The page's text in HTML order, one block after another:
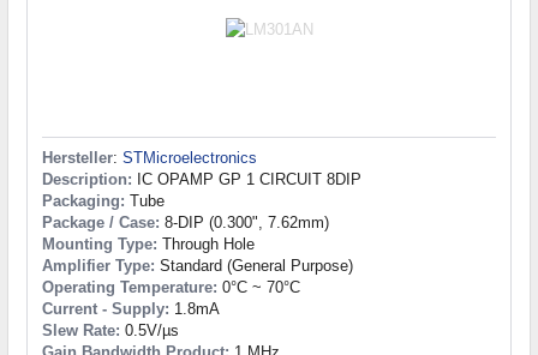
Hersteller: STMicroelectronics
Description: IC OPAMP GP 1 CIRCUIT 8DIP
Packaging: Tube
Package / Case: 8-DIP (0.300", 7.62mm)
Mounting Type: Through Hole
Amplifier Type: Standard (General Purpose)
Operating Temperature: 0°C ~ 70°C
Current - Supply: 1.8mA
Slew Rate: 0.5V/µs